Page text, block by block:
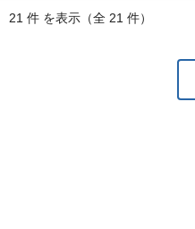
21 件 を表示（全 21 件）